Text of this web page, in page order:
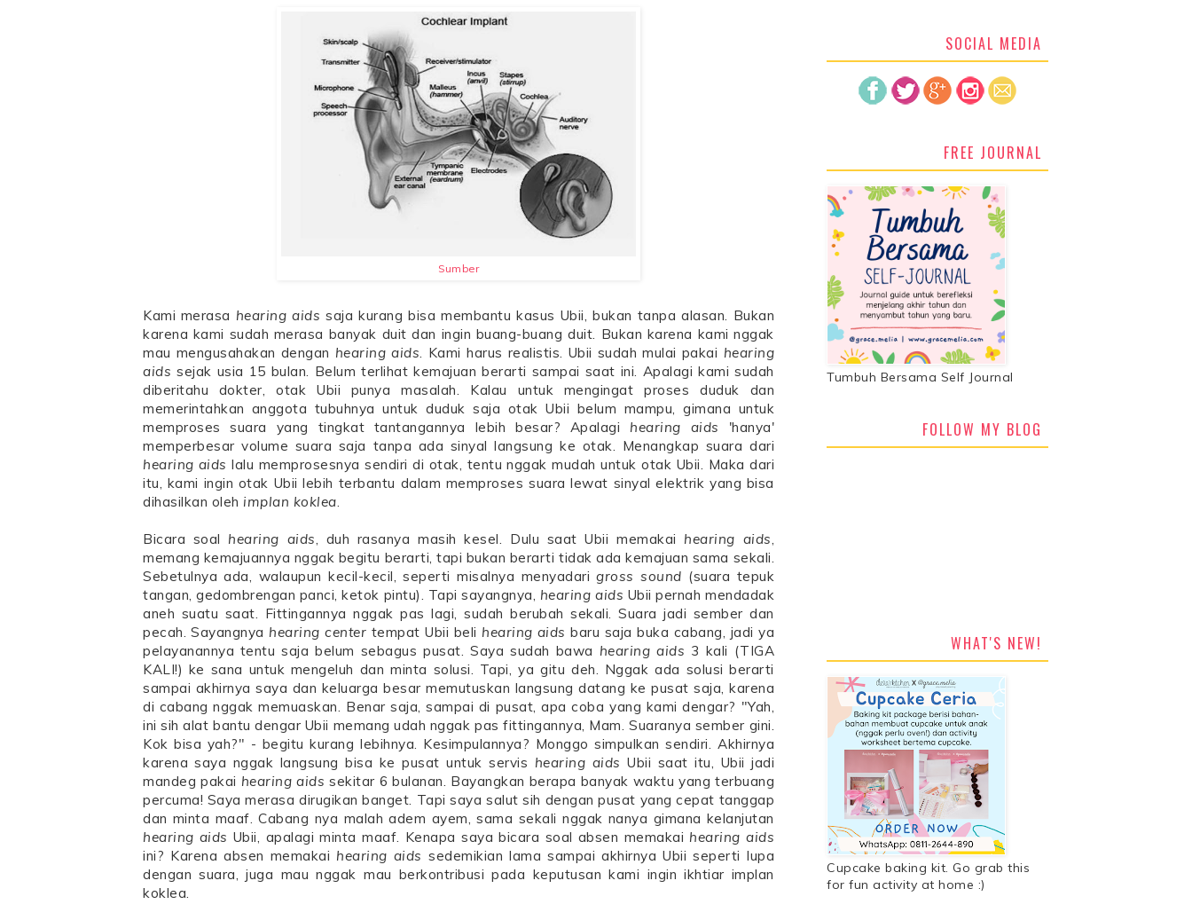
Sumber
Kami merasa hearing aids saja kurang bisa membantu kasus Ubii, bukan tanpa alasan. Bukan
karena kami sudah merasa banyak duit dan ingin buang-buang duit. Bukan karena kami nggak
mau mengusahakan dengan hearing aids . Kami harus realistis. Ubii sudah mulai pakai hearing
aids sejak usia 15 bulan. Belum terlihat kemajuan berarti sampai saat ini. Apalagi kami sudah
diberitahu dokter, otak Ubii punya masalah. Kalau untuk mengingat proses duduk dan
memerintahkan anggota tubuhnya untuk duduk saja otak Ubii belum mampu, gimana untuk
memproses suara yang tingkat tantangannya lebih besar? Apalagi hearing aids 'hanya'
memperbesar volume suara saja tanpa ada sinyal langsung ke otak. Menangkap suara dari
hearing aids lalu memprosesnya sendiri di otak, tentu nggak mudah untuk otak Ubii. Maka dari
itu, kami ingin otak Ubii lebih terbantu dalam memproses suara lewat sinyal elektrik yang bisa
dihasilkan oleh implan koklea
Bicara soal hearing aids , duh rasanya masih kesel. Dulu saat Ubii memakai hearing aids
memang kemajuannya nggak begitu berarti, tapi bukan berarti tidak ada kemajuan sama sekali.
Sebetulnya ada, walaupun kecil-kecil, seperti misalnya menyadarigross sound (suara tepuk
tangan, gedombrengan panci, ketok pintu). Tapi sayangnya, hearing aids Ubii pernah mendadak
aneh suatu saat. Fittingannya nggak pas lagi, sudah berubah sekali. Suara jadi sember dan
pecah. Sayangnya hearing center tempat Ubii beli hearing aids baru saja buka cabang, jadi ya
pelayanannya tentu saja belum sebagus pusat. Saya sudah bawa hearing aids 3 kali (TIGA
KALI!) ke sana untuk mengeluh dan minta solusi. Tapi, ya gitu deh. Nggak ada solusi berarti
sampai akhirnya saya dan keluarga besar memutuskan langsung datang ke pusat saja, karena
di cabang nggak memuaskan. Benar saja, sampai di pusat, apa coba yang kami dengar? "Yah,
ini sih alat bantu dengar Ubii memang udah nggak pas fittingannya, Mam. Suaranya sember gini.
Kok bisa yah?" - begitu kurang lebihnya. Kesimpulannya? Monggo simpulkan sendiri. Akhirnya
karena saya nggak langsung bisa ke pusat untuk servis hearing aids Ubii saat itu, Ubii jadi
mandeg pakai hearing aids sekitar 6 bulanan. Bayangkan berapa banyak waktu yang terbuang
percuma! Saya merasa dirugikan banget. Tapi saya salut sih dengan pusat yang cepat tanggap
dan minta maaf. Cabang nya malah adem ayem, sama sekali nggak nanya gimana kelanjutan
hearing aids Ubii, apalagi minta maaf. Kenapa saya bicara soal absen memakai hearing aids
ini? Karena absen memakai hearing aids sedemikian lama sampai akhirnya Ubii seperti lupa
dengan suara, juga mau nggak mau berkontribusi pada keputusan kami ingin ikhtiar implan
koklea.
SOCIAL MEDIA
FREE JOURNAL
Tumbuh Bersama Self Journal
FOLLOW MY BLOG
WHAT'S NEW!
Cupcake baking kit. Go grab this
for fun activity at home :)